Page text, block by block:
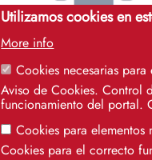
Utilizamos cookies en
More info
Cookies necesarias
Aviso de Cookies. Control
funcionamiento del portal.
Cookies para elementos
Cookies para el correcto